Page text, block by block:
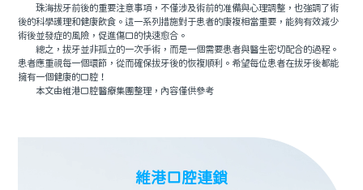
珠海拔牙前後的重要注意事項，不僅涉及術前的准備與心理調整，也強調了術
後的科學護理和健康飲食。這一系列措施對于患者的康複相當重要，能夠有效減少
術後並發症的風險，促進傷口的快速愈合。
總之，拔牙並非孤立的一次手術，而是一個需要患者與醫生密切配合的過程。
患者應重視每一個環節，從而確保拔牙後的恢複順利。希望每位患者在拔牙後都能
擁有一個健康的口腔！
本文由維港口腔醫療集團整理，內容僅供參考
維港口腔連鎖